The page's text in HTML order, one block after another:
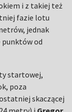
i z takiej też
fazie lotu
jednak
punktów od
startowej,
poza
skaczącej